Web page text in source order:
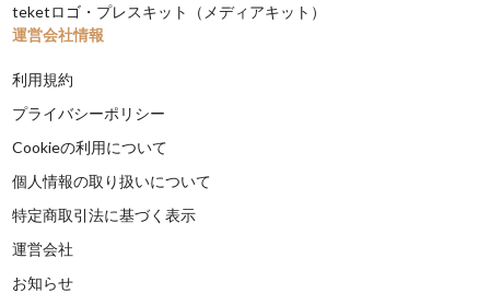
teketロゴ・プレスキット（メディアキット）
運営会社情報
利用規約
プライバシーポリシー
Cookieの利用について
個人情報の取り扱いについて
特定商取引法に基づく表示
運営会社
お知らせ